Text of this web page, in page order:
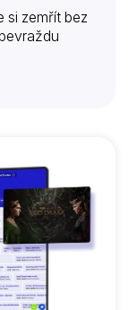
si zemřít bez